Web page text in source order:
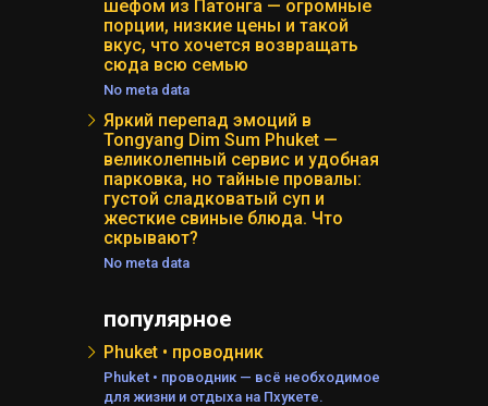
шефом из Патонга — огромные
порции, низкие цены и такой
вкус, что хочется возвращать
сюда всю семью
No meta data
Яркий перепад эмоций в
Tongyang Dim Sum Phuket —
великолепный сервис и удобная
парковка, но тайные провалы:
густой сладковатый суп и
жесткие свиные блюда. Что
скрывают?
No meta data
популярное
Phuket • проводник
Phuket • проводник — всё необходимое
для жизни и отдыха на Пхукете.